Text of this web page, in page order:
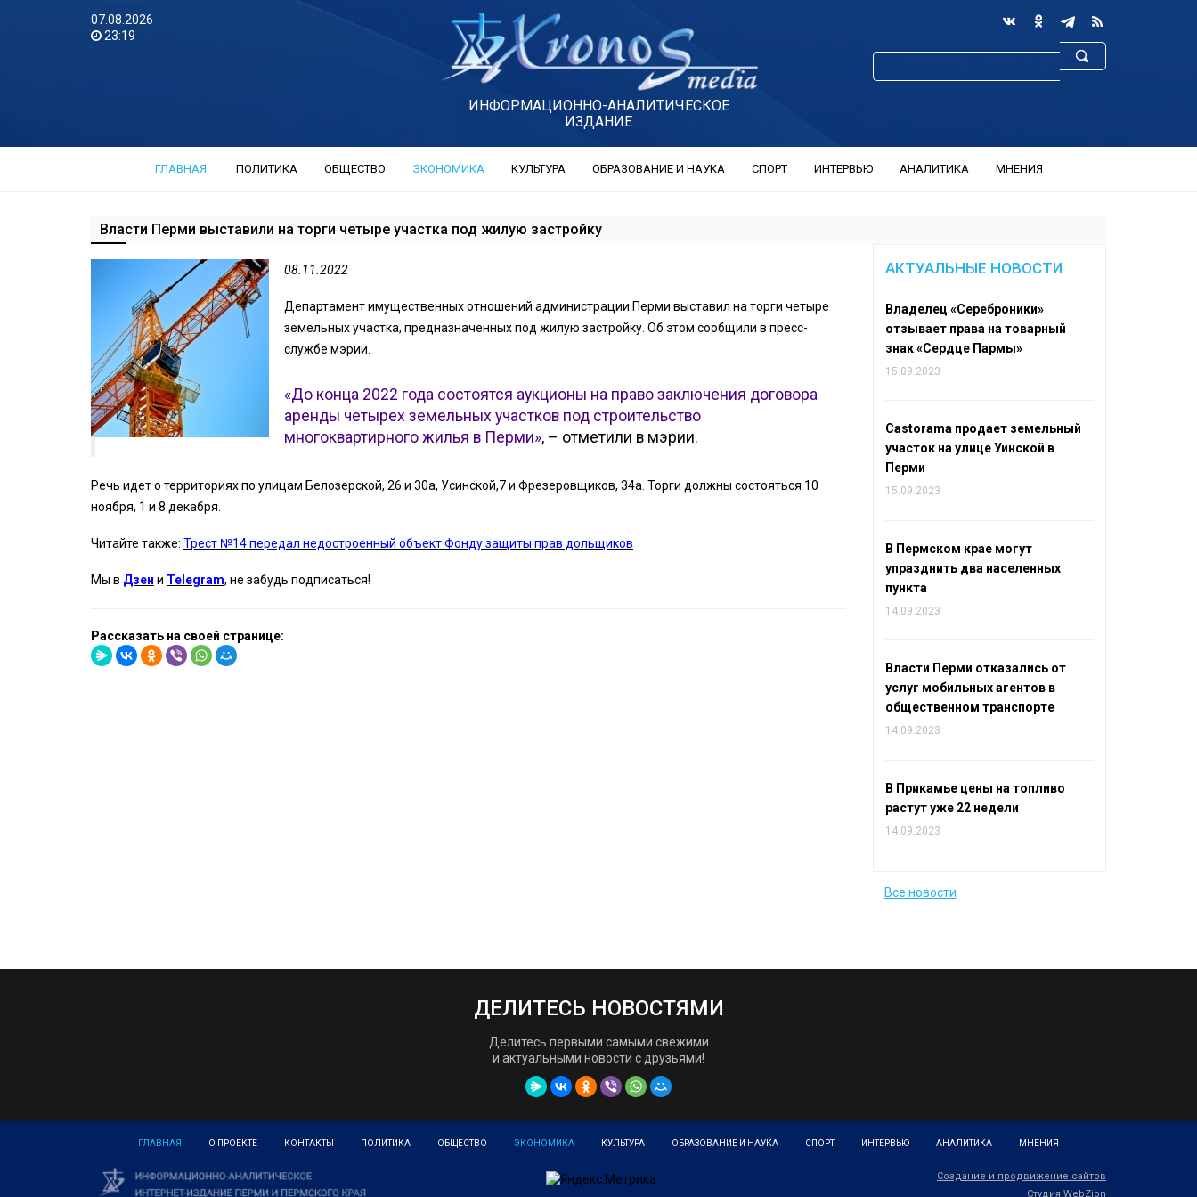
07.08.2026
23:19
ИНФОРМАЦИОННО-АНАЛИТИЧЕСКОЕ
ИЗДАНИЕ
ГЛАВНАЯ ПОЛИТИКА ОБЩЕСТВО ЭКОНОМИКА КУЛЬТУРА ОБРАЗОВАНИЕ И НАУКА СПОРТ ИНТЕРВЬЮ АНАЛИТИКА МНЕНИЯ
Власти Перми выставили на торги четыре участка под жилую застройку
08.11.2022
Департамент имущественных отношений администрации Перми выставил на торги четыре
земельных участка, предназначенных под жилую застройку. Об этом сообщили в пресс-
службе мэрии.
«До конца 2022 года состоятся аукционы на право заключения договора
аренды четырех земельных участков под строительство
многоквартирного жилья в Перми», – отметили в мэрии.
Речь идет о территориях по улицам Белозерской, 26 и 30а, Усинской,7 и Фрезеровщиков, 34а. Торги должны состояться 10
ноября, 1 и 8 декабря.
Читайте также: Трест №14 передал недостроенный объект Фонду защиты прав дольщиков
Мы в Дзен и Telegram, не забудь подписаться!
Рассказать на своей странице:
АКТУАЛЬНЫЕ НОВОСТИ
Владелец «Сереброники»
отзывает права на товарный
знак «Сердце Пармы»
15.09.2023
Castorama продает земельный
участок на улице Уинской в
Перми
15.09.2023
В Пермском крае могут
упразднить два населенных
пункта
14.09.2023
Власти Перми отказались от
услуг мобильных агентов в
общественном транспорте
14.09.2023
В Прикамье цены на топливо
растут уже 22 недели
14.09.2023
Все новости
ДЕЛИТЕСЬ НОВОСТЯМИ
Делитесь первыми самыми свежими
и актуальными новости с друзьями!
ГЛАВНАЯ О ПРОЕКТЕ КОНТАКТЫ ПОЛИТИКА ОБЩЕСТВО ЭКОНОМИКА КУЛЬТУРА ОБРАЗОВАНИЕ И НАУКА СПОРТ ИНТЕРВЬЮ АНАЛИТИКА МНЕНИЯ
Создание и продвижение сайтов
Студия WebZion